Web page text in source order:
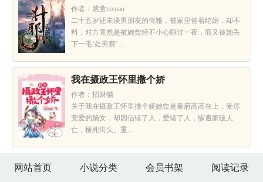
作者：紫萱zixuan
二十五岁还未谈男朋友的傅雅，被家里催着结婚，却不
料，对方竟然是被她曾经不小心睡过一夜，而又被她丢
下一毛‘处男费’...
我在摄政王怀里撒个娇
作者：招财猫
关于我在摄政王怀里撒个娇她曾是秦府高高在上，受尽
宠爱的嫡女，却因信错了人，爱错了人，惨遭家破人
亡，横死街头。重...
网站首页 小说分类 会员书架 阅读记录